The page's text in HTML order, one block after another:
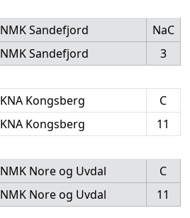
NMK Sandefjord
NaC
NMK Sandefjord 3
KNA Kongsberg
C
KNA Kongsberg 11
NMK Nore og Uvdal
C
NMK Nore og Uvdal 11